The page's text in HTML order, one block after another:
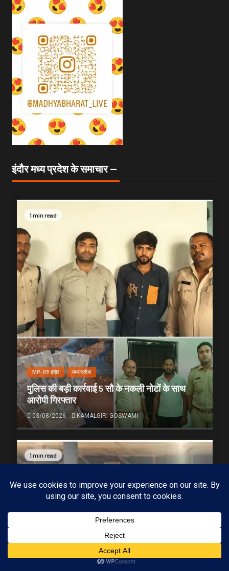
इंदौर मध्य प्रदेश के समाचार —
1 min read
MP-09 इंदौर मध्यप्रदेश
पुलिस की बड़ी कार्रवाई 5 सौ के नकली नोटों के साथ
आरोपी गिरफ्तार
03/08/2026 KAMALGIRI GOSWAMI
1 min read